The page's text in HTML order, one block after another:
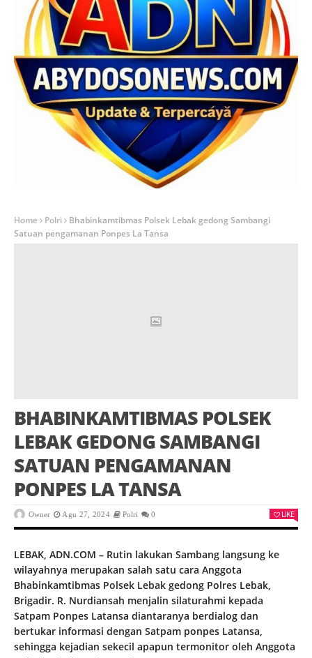
Home Polri
Bhabinkamtibmas Polsek Lebak gedong Sambangi
Satuan pengamanan Ponpes La Tansa
BHABINKAMTIBMAS POLSEK
LEBAK GEDONG SAMBANGI
SATUAN PENGAMANAN
PONPES LA TANSA
Owner Agu 27, 2024 Polri 0 LIKE
LEBAK, ADN.COM – Rutin lakukan Sambang langsung ke
wilayahnya merupakan salah satu cara Anggota
Bhabinkamtibmas Polsek Lebak gedong Polres Lebak,
Brigadir. R. Nurdiansah menjalin silaturahmi kepada
Satpam Ponpes Latansa diantaranya berdialog dan
bertukar informasi dengan Satpam ponpes Latansa,
sehingga kejadian sekecil apapun termonitor oleh Anggota